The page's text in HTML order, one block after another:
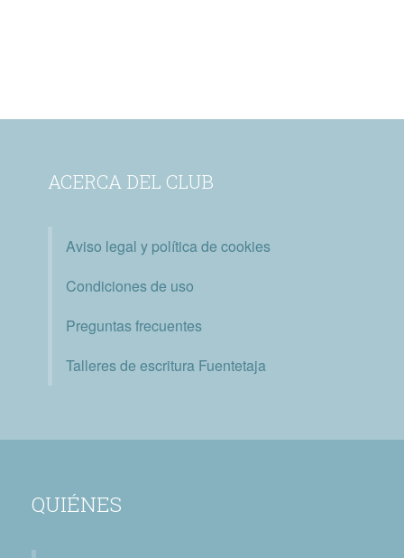
ACERCA DEL CLUB
Aviso legal y política de cookies
Condiciones de uso
Preguntas frecuentes
Talleres de escritura Fuentetaja
QUIÉNES